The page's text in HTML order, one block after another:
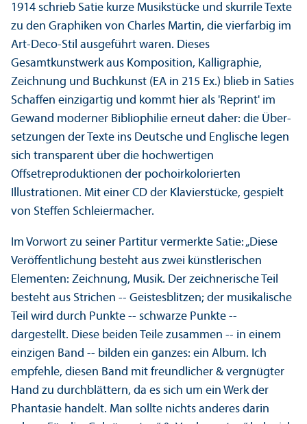
1914 schrieb Satie kurze Musikstücke und skurrile Texte
zu den Graphiken von Charles Martin, die vierfarbig im
Art-Deco-Stil ausgeführt waren. Dieses
Gesamtkunstwerk aus Komposition, Kalligraphie,
Zeichnung und Buchkunst (EA in 215 Ex.) blieb in Saties
Schaffen einzigartig und kommt hier als 'Reprint' im
Gewand moderner Bibliophilie erneut daher: die Über­
setzungen der Texte ins Deutsche und Englische legen
sich trans­parent über die hochwertigen
Offsetreproduktionen der pochoirkolorierten
Illustrationen. Mit einer CD der Klavierstücke, gespielt
von Steffen Schleiermacher.
Im Vorwort zu seiner Partitur vermerkte Satie: „Diese
Veröffentlichung besteht aus zwei künstlerischen
Elementen: Zeichnung, Musik. Der zeichnerische Teil
besteht aus Strichen -- Geistesblitzen; der musikalische
Teil wird durch Punkte -- schwarze Punkte --
dargestellt. Diese beiden Teile zusammen -- in einem
einzigen Band -- bilden ein ganzes: ein Album. Ich
empfehle, diesen Band mit freundlicher & vergnügter
Hand zu durchblättern, da es sich um ein Werk der
Phantasie handelt. Man sollte nichts anderes darin